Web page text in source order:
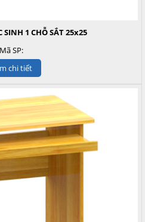
1 CHỖ SẮT 25x25
Mã SP:
chi tiết